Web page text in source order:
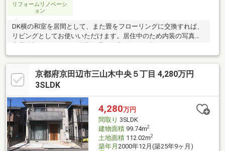
リフォームリノベーシ
ョン
DK横の和室を居間として、また畳をフローリングに交換すれば、
リビングとしてお使いいただけます。居住中のため内装の写真は
ので安心ですね
京都府京田辺市三山木中央５丁目 4,280万円
3SLDK
4,280万円
間取り 3SLDK
建物面積99.74m2
土地面積112.02m2
築年月 2000年12月(築25年9ヶ月)